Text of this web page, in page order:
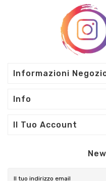
Informazioni
Info
Il Tuo Account